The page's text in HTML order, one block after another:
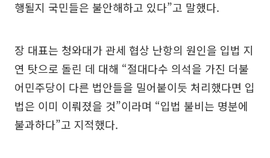
행될지 국민들은 불안해하고 있다”고 말했다.
장 대표는 청와대가 관세 협상 난항의 원인을 입법 지
연 탓으로 돌린 데 대해 “절대다수 의석을 가진 더불
어민주당이 다른 법안들을 밀어붙이듯 처리했다면 입
법은 이미 이뤄졌을 것”이라며 “입법 불비는 명분에
불과하다”고 지적했다.